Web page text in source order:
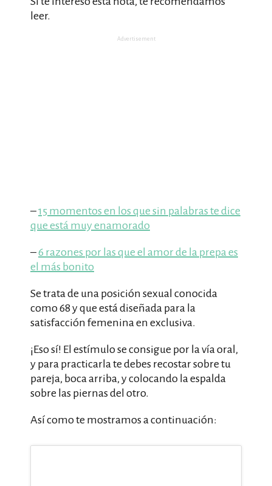
leer.
Advertisement
–15 momentos en los que sin palabras te dice
que está muy enamorado
–6 razones por las que el amor de la prepa es
el más bonito
Se trata de una posición sexual conocida
como 68 y que está diseñada para la
satisfacción femenina en exclusiva.
¡Eso sí! El estímulo se consigue por la vía oral,
y para practicarla te debes recostar sobre tu
pareja, boca arriba, y colocando la espalda
sobre las piernas del otro.
Así como te mostramos a continuación: